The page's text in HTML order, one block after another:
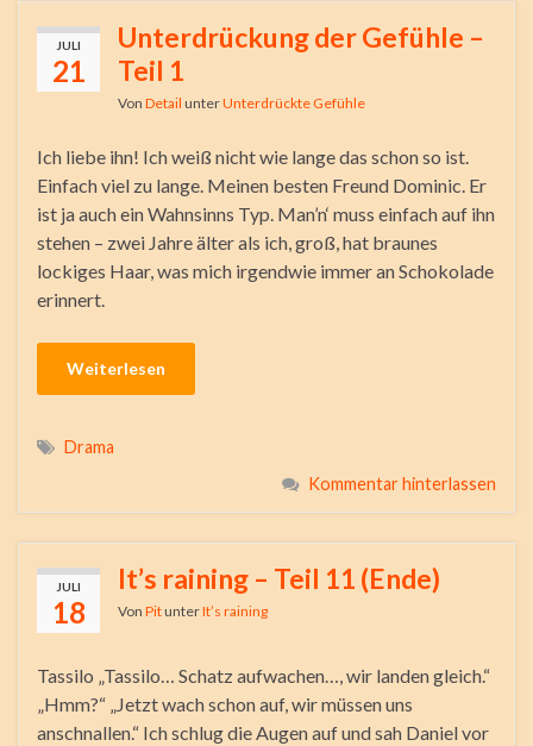
JULI
21
Unterdrückung der Gefühle –
Teil 1
Von Detail unterUnterdrückte Gefühle
Ich liebe ihn! Ich weiß nicht wie lange das schon so ist.
Einfach viel zu lange. Meinen besten Freund Dominic. Er
ist ja auch ein Wahnsinns Typ. Man’n‘ muss einfach auf ihn
stehen – zwei Jahre älter als ich, groß, hat braunes
lockiges Haar, was mich irgendwie immer an Schokolade
erinnert.
Weiterlesen
Drama
Kommentar hinterlassen
JULI
18
It’s raining – Teil 11 (Ende)
Von PitunterIt’s raining
Tassilo „Tassilo… Schatz aufwachen…, wir landen gleich.“
„Hmm?“ „Jetzt wach schon auf, wir müssen uns
anschnallen.“ Ich schlug die Augen auf und sah Daniel vor